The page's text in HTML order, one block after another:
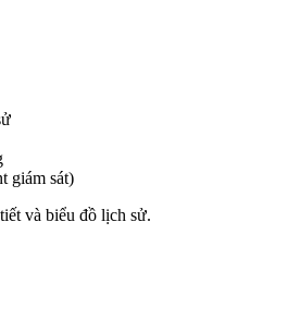
giám sát)
và biểu đồ lịch sử.